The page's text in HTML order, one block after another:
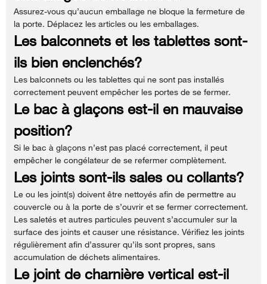
Assurez-vous qu’aucun emballage ne bloque la fermeture de
la porte. Déplacez les articles ou les emballages.
Les balconnets et les tablettes sont-
ils bien enclenchés?
Les balconnets ou les tablettes qui ne sont pas installés
correctement peuvent empêcher les portes de se fermer.
Le bac à glaçons est-il en mauvaise
position?
Si le bac à glaçons n’est pas placé correctement, il peut
empêcher le congélateur de se refermer complètement.
Les joints sont-ils sales ou collants?
Le ou les joint(s) doivent être nettoyés afin de permettre au
couvercle ou à la porte de s’ouvrir et se fermer correctement.
Les saletés et autres particules peuvent s’accumuler sur la
surface des joints et causer une résistance. Vérifiez les joints
régulièrement afin d’assurer qu’ils sont propres, sans
accumulation de déchets alimentaires.
Le joint de charnière vertical est-il